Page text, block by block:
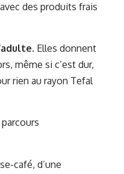
des produits frais
. Elles donnent
même si c’est dur,
rien au rayon Tefal
café, d’une